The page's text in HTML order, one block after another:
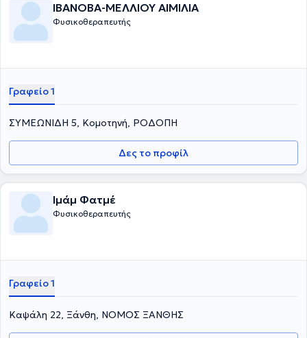
ΙΒΑΝΟΒΑ-ΜΕΛΛΙΟΥ ΑΙΜΙΛΙΑ
Φυσικοθεραπευτής
Γραφείο 1
ΣΥΜΕΩΝΙΔΗ 5, Κομοτηνή, ΡΟΔΟΠΗ
Δες το προφίλ
Ιμάμ Φατμέ
Φυσικοθεραπευτής
Γραφείο 1
Καψάλη 22, Ξάνθη, ΝΟΜΟΣ ΞΑΝΘΗΣ